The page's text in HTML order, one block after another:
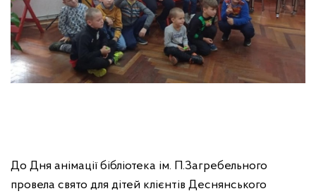
До Дня анімації бібліотека ім. П.Загребельного
провела свято для дітей клієнтів Деснянського